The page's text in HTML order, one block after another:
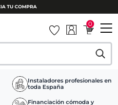
0
Instaladores profesionales en
toda España
Financiación cómoda y